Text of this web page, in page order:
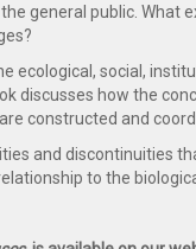
general public. What
ecological, social,
discusses how the
constructed and
and discontinuities
to the